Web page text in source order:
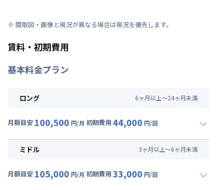
※ 間取図・画像と現況が異なる場合は現況を優先します。
賃料・初期費用
基本料金プラン
ロング 6ヶ月以上～24ヶ月未満
月額目安 100,500 円/月 初期費用 44,000 円/回
月額賃料目安(30日利用)
光熱費他 : 0円/月 (0円/日) ※賃料に含める
ミドル 3ヶ月以上～6ヶ月未満
月額目安 105,000 円/月 初期費用 33,000 円/回